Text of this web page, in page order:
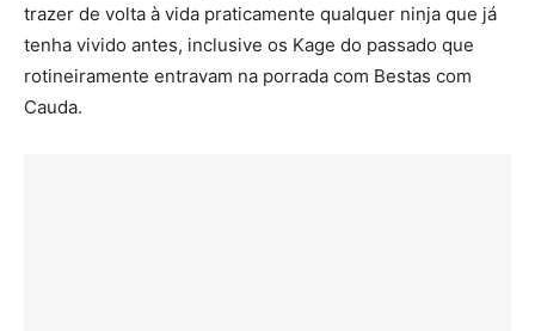
trazer de volta à vida praticamente qualquer ninja que já
tenha vivido antes, inclusive os Kage do passado que
rotineiramente entravam na porrada com Bestas com
Cauda.